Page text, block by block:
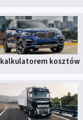
kalkulatorem kosztów